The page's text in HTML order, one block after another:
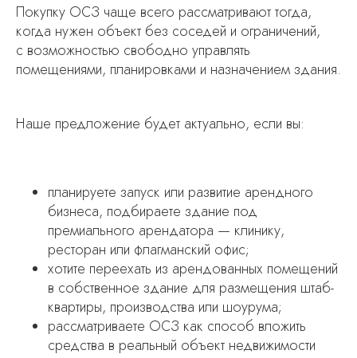
Покупку ОСЗ чаще всего рассматривают тогда,
когда нужен объект без соседей и ограничений,
с возможностью свободно управлять
помещениями, планировками и назначением здания.
Наше предложение будет актуально, если вы:
планируете запуск или развитие арендного
бизнеса, подбираете здание под
премиального арендатора — клинику,
ресторан или флагманский офис;
хотите переехать из арендованных помещений
в собственное здание для размещения штаб-
квартиры, производства или шоурума;
рассматриваете ОСЗ как способ вложить
средства в реальный объект недвижимости